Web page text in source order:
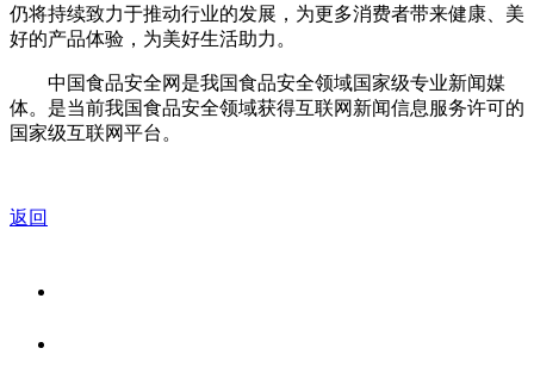
仍将持续致力于推动行业的发展，为更多消费者带来健康、美
好的产品体验，为美好生活助力。
中国食品安全网是我国食品安全领域国家级专业新闻媒
体。是当前我国食品安全领域获得互联网新闻信息服务许可的
国家级互联网平台。
返回